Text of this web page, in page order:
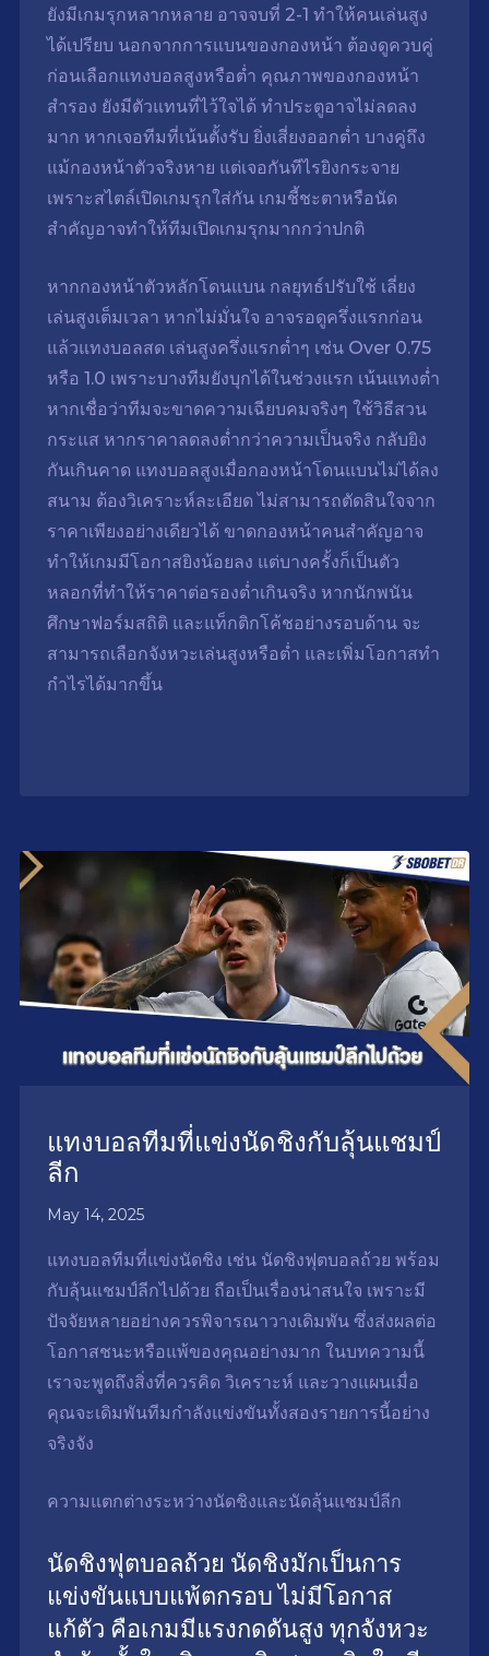
ยังมีเกมรุกหลากหลาย อาจจบที่ 2-1 ทำให้คนเล่นสูง
ได้เปรียบ นอกจากการแบนของกองหน้า ต้องดูควบคู่
ก่อนเลือกแทงบอลสูงหรือต่ำ คุณภาพของกองหน้า
สำรอง ยังมีตัวแทนที่ไว้ใจได้ ทำประตูอาจไม่ลดลง
มาก หากเจอทีมที่เน้นตั้งรับ ยิ่งเสี่ยงออกต่ำ บางคู่ถึง
แม้กองหน้าตัวจริงหาย แต่เจอกันทีไรยิงกระจาย
เพราะสไตล์เปิดเกมรุกใส่กัน เกมชี้ชะตาหรือนัด
สำคัญอาจทำให้ทีมเปิดเกมรุกมากกว่าปกติ
หากกองหน้าตัวหลักโดนแบน กลยุทธ์ปรับใช้ เลี่ยง
เล่นสูงเต็มเวลา หากไม่มั่นใจ อาจรอดูครึ่งแรกก่อน
แล้วแทงบอลสด เล่นสูงครึ่งแรกต่ำๆ เช่น Over 0.75
หรือ 1.0 เพราะบางทีมยังบุกได้ในช่วงแรก เน้นแทงต่ำ
หากเชื่อว่าทีมจะขาดความเฉียบคมจริงๆ ใช้วิธีสวน
กระแส หากราคาลดลงต่ำกว่าความเป็นจริง กลับยิง
กันเกินคาด แทงบอลสูงเมื่อกองหน้าโดนแบนไม่ได้ลง
สนาม ต้องวิเคราะห์ละเอียด ไม่สามารถตัดสินใจจาก
ราคาเพียงอย่างเดียวได้ ขาดกองหน้าคนสำคัญอาจ
ทำให้เกมมีโอกาสยิงน้อยลง แต่บางครั้งก็เป็นตัว
หลอกที่ทำให้ราคาต่อรองต่ำเกินจริง หากนักพนัน
ศึกษาฟอร์มสถิติ และแท็กติกโค้ชอย่างรอบด้าน จะ
สามารถเลือกจังหวะเล่นสูงหรือต่ำ และเพิ่มโอกาสทำ
กำไรได้มากขึ้น
แทงบอลทีมที่แข่งนัดชิงกับลุ้นแชมป์
ลีก
May 14, 2025
แทงบอลทีมที่แข่งนัดชิง เช่น นัดชิงฟุตบอลถ้วย พร้อม
กับลุ้นแชมป์ลีกไปด้วย ถือเป็นเรื่องน่าสนใจ เพราะมี
ปัจจัยหลายอย่างควรพิจารณาวางเดิมพัน ซึ่งส่งผลต่อ
โอกาสชนะหรือแพ้ของคุณอย่างมาก ในบทความนี้
เราจะพูดถึงสิ่งที่ควรคิด วิเคราะห์ และวางแผนเมื่อ
คุณจะเดิมพันทีมกำลังแข่งขันทั้งสองรายการนี้อย่าง
จริงจัง
ความแตกต่างระหว่างนัดชิงและนัดลุ้นแชมป์ลีก
นัดชิงฟุตบอลถ้วย นัดชิงมักเป็นการ
แข่งขันแบบแพ้ตกรอบ ไม่มีโอกาส
แก้ตัว คือเกมมีแรงกดดันสูง ทุกจังหวะ